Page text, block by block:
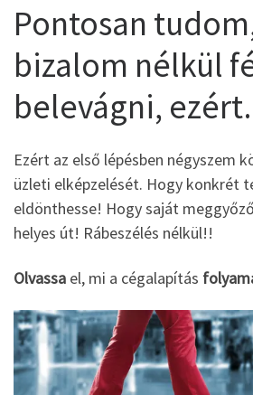
Pontosan
bizalom nélkül
belevágni,
Ezért az első lépésben négyszem
üzleti elképzelését. Hogy konkrét
eldönthesse! Hogy saját
helyes út! Rábeszélés nélkül!!
Olvassa el, mi a cégalapítás